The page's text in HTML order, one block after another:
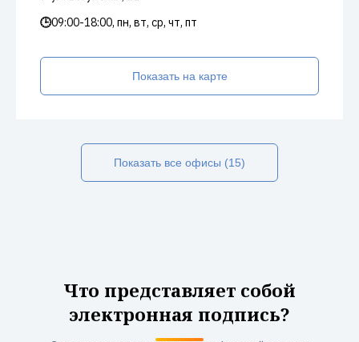
🕒09:00-18:00, пн, вт, ср, чт, пт
Показать на карте
Показать все офисы (15)
Что представляет собой
электронная подпись?